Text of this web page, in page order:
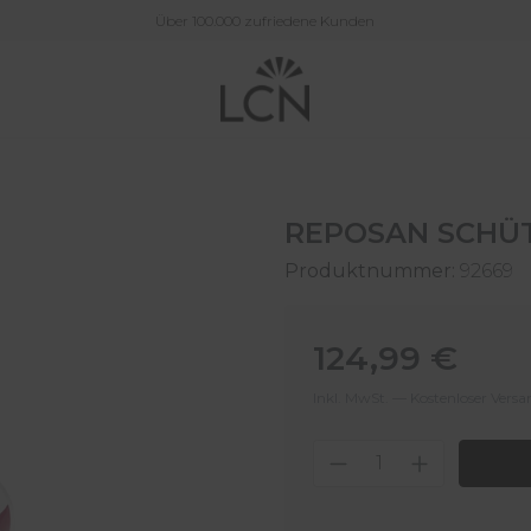
Über 100.000 zufriedene Kunden
REPOSAN
Produktnummer:
Regulärer Preis:
124,99 €
Produkt